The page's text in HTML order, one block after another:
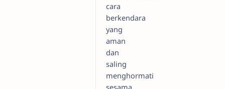
cara
berkendara
yang
aman
dan
saling
menghormati
sesama